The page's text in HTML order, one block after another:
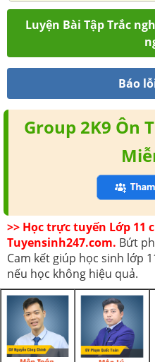
Luyện Bài Tập Trắc
Báo
Group 2K9 Ôn
>> Học trực tuyến Lớp 11
Tuyensinh247.com. Bứt
Cam kết giúp học sinh lớp
nếu học không hiệu quả.